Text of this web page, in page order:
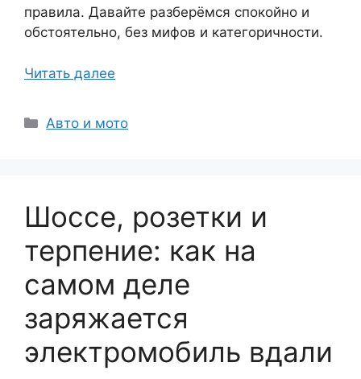
правила. Давайте разберёмся спокойно и
обстоятельно, без мифов и категоричности.
Читать далее
Рубрики
Авто и мото
Шоссе, розетки и
терпение: как на
самом деле
заряжается
электромобиль вдали